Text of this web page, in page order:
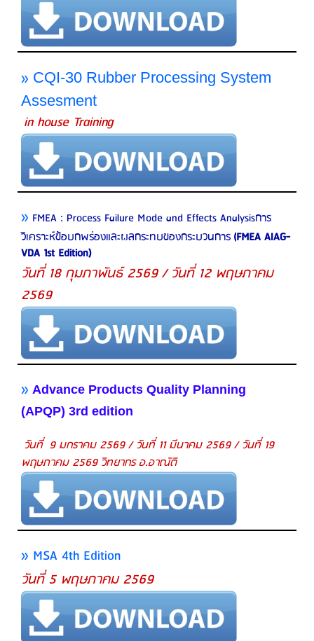
» CQI-30 Rubber Processing System
Assesment
in house Training
» FMEA : Process Failure Mode and Effects Analysisการ
วิเคราะห์ข้อบกพร่องและผลกระทบของกระบวนการ(FMEA AIAG-
VDA 1st Edition)
วันที่ 18 กุมภาพันธ์ 2569 / วันที่ 12 พฤษภาคม
2569
» Advance Products Quality Planning
(APQP) 3rd edition
วันที่ 9 มกราคม 2569 / วันที่ 11 มีนาคม 2569 / วันที่ 19
พฤษภาคม 2569 วิทยากร อ.อาณัติ
» MSA 4th Edition
วันที่ 5 พฤษภาคม 2569